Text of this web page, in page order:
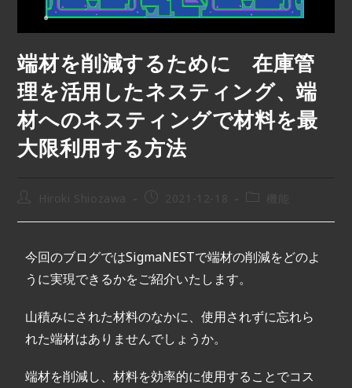
端材を削減するために 在庫管
理を活用したネスティング、端
材へのネスティングで材料を最
大限利用する方法
Hiroki Shiozawa
今回のブログではSigmaNESTで端材の削減をどのよ
うに実現できるかをご紹介いたします。
山積みにされた材料のなかに、使用されずに忘れら
れた端材はありませんでしょうか。
端材を削減し、材料を効率的に使用することでコス